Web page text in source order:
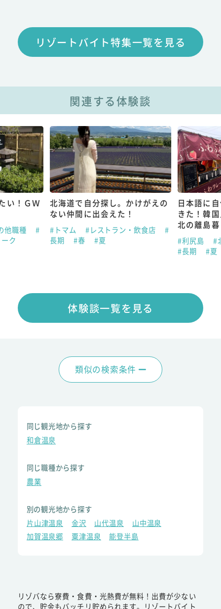
リゾートバイト特集一覧を見る
関連する体験談
い！ＧＷ
他職種
#
ク
北海道で自分探し。かけがえの
ない仲間に出会えた！
#トマム #レストラン・飲食店
#
長期
#春 #夏
日本語に
きた！韓
北の離島
#利尻島
#
#長期
#夏
体験談一覧を見る
類似の検索条件
同じ観光地から探す
和倉温泉
同じ職種から探す
農業
別の観光地から探す
片山津温泉
金沢 山代温泉
山中温泉
加賀温泉郷
粟津温泉 能登半島
リゾバなら寮費・食費・光熱費が無料！出費が少ない
ので、貯金もバッチリ貯められます。リゾートバイト